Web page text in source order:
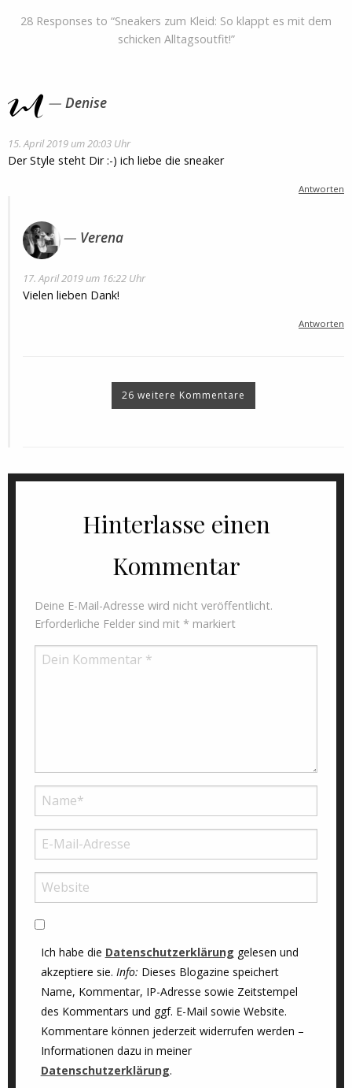
28 Responses to “Sneakers zum Kleid: So klappt es mit dem
schicken Alltagsoutfit!”
Denise
15. April 2019 um 20:03 Uhr
Der Style steht Dir :-) ich liebe die sneaker
Antworten
Verena
17. April 2019 um 16:22 Uhr
Vielen lieben Dank!
Antworten
26 weitere Kommentare
Hinterlasse einen
Kommentar
Deine E-Mail-Adresse wird nicht veröffentlicht.
Erforderliche Felder sind mit * markiert
Ich habe die Datenschutzerklärung gelesen und
akzeptiere sie. Info: Dieses Blogazine speichert
Name, Kommentar, IP-Adresse sowie Zeitstempel
des Kommentars und ggf. E-Mail sowie Website.
Kommentare können jederzeit widerrufen werden –
Informationen dazu in meiner
Datenschutzerklärung.